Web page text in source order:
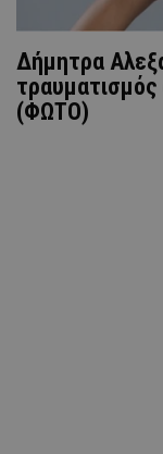
Δήμητρα
τραυματισμός
(ΦΩTO)